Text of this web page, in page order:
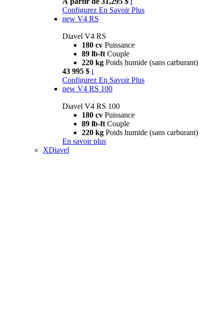
Configurez En Savoir Plus
new V4 RS
Diavel V4 RS
180 cv Puissance
89 lb-ft Couple
220 kg Poids humide (sans carburant)
43 995 $ i
Configurez En Savoir Plus
new V4 RS 100
Diavel V4 RS 100
180 cv Puissance
89 lb-ft Couple
220 kg Poids humide (sans carburant)
En savoir plus
XDiavel